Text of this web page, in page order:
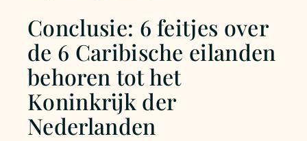
Conclusie: 6 feitjes over
de 6 Caribische eilanden
behoren tot het
Koninkrijk der
Nederlanden